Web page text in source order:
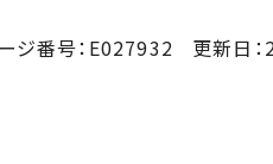
ジ番号：E027932 更新日：